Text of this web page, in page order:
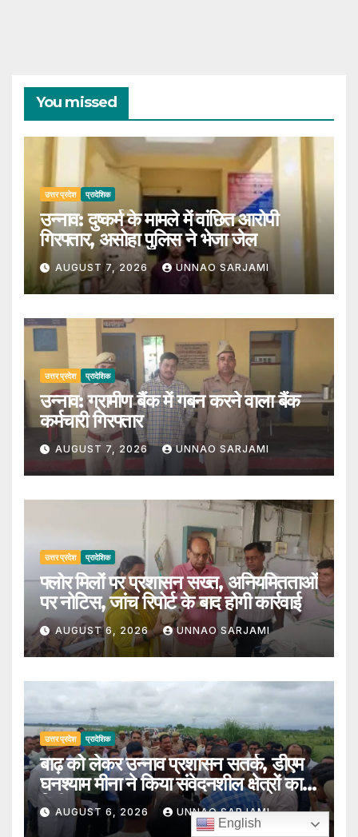
You missed
उत्तर प्रदेश प्रादेशिक
उन्नाव: दुष्कर्म के मामले में वांछित आरोपी
गिरफ्तार, असोहा पुलिस ने भेजा जेल
AUGUST 7, 2026 UNNAO SARJAMI
उत्तर प्रदेश प्रादेशिक
उन्नाव: ग्रामीण बैंक में गबन करने वाला बैंक
कर्मचारी गिरफ्तार
AUGUST 7, 2026 UNNAO SARJAMI
उत्तर प्रदेश प्रादेशिक
फ्लोर मिलों पर प्रशासन सख्त, अनियमितताओं
पर नोटिस, जांच रिपोर्ट के बाद होगी कार्रवाई
AUGUST 6, 2026 UNNAO SARJAMI
उत्तर प्रदेश प्रादेशिक
बाढ़ को लेकर उन्नाव प्रशासन सतर्क, डीएम
घनश्याम मीना ने किया संवेदनशील क्षेत्रों का
निरीक्षण
AUGUST 6, 2026 UNNAO SARJAMI
English